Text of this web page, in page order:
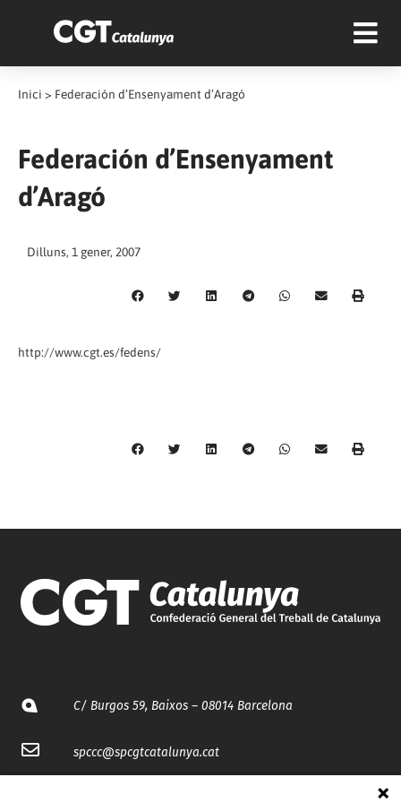
Inici > Federación d’Ensenyament d’Aragó
Federación d’Ensenyament
d’Aragó
Dilluns, 1 gener, 2007
http://www.cgt.es/fedens/
C/ Burgos 59, Baixos – 08014 Barcelona
spccc@spcgtcatalunya.cat